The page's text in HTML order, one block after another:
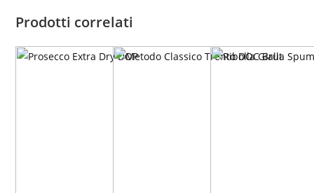
Prodotti correlati